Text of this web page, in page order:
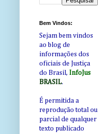
Bem Vindos:
Sejam bem vindos
ao blog de
informações dos
oficiais de Justiça
do Brasil, InfoJus
BRASIL.
É permitida a
reprodução total ou
parcial de qualquer
texto publicado